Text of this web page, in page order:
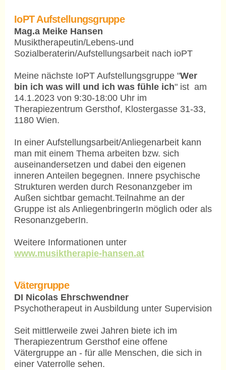
IoPT Aufstellungsgruppe
Mag.a Meike Hansen
Musiktherapeutin/Lebens-und
Sozialberaterin/Aufstellungsarbeit nach ioPT
Meine nächste IoPT Aufstellungsgruppe "Wer
bin ich was will und ich was fühle ich" ist am
14.1.2023 von 9:30-18:00 Uhr im
Therapiezentrum Gersthof, Klostergasse 31-33,
1180 Wien.
In einer Aufstellungsarbeit/Anliegenarbeit kann
man mit einem Thema arbeiten bzw. sich
auseinandersetzen und dabei den eigenen
inneren Anteilen begegnen. Innere psychische
Strukturen werden durch Resonanzgeber im
Außen sichtbar gemacht.Teilnahme an der
Gruppe ist als AnliegenbringerIn möglich oder als
ResonanzgeberIn.
Weitere Informationen unter
www.musiktherapie-hansen.at
Vätergruppe
DI Nicolas Ehrschwendner
Psychotherapeut in Ausbildung unter Supervision
Seit mittlerweile zwei Jahren biete ich im
Therapiezentrum Gersthof eine offene
Vätergruppe an - für alle Menschen, die sich in
einer Vaterrolle sehen.